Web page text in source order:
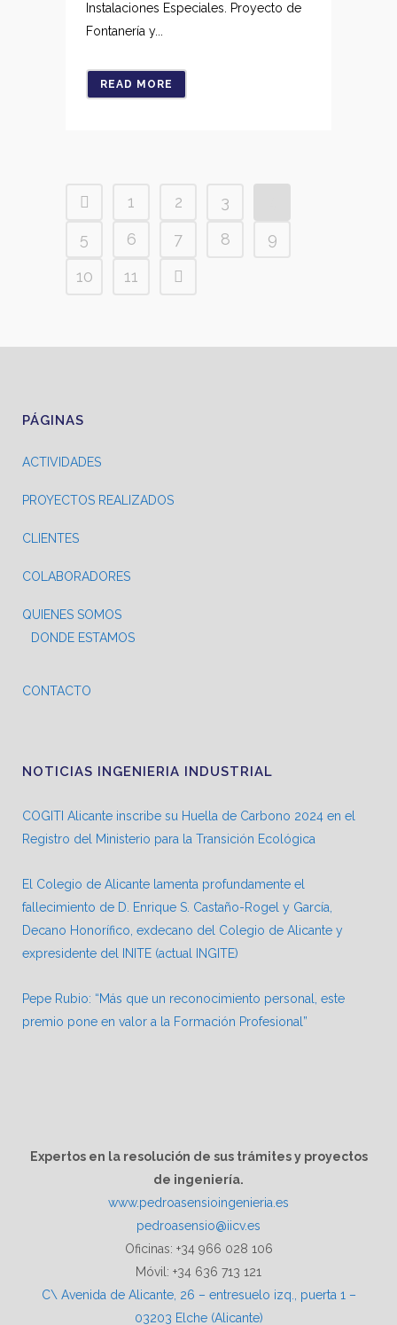
Instalaciones Especiales. Proyecto de
Fontanería y...
READ MORE
1 2 3
5
6 7 8
9
10
11
PÁGINAS
ACTIVIDADES
PROYECTOS REALIZADOS
CLIENTES
COLABORADORES
QUIENES SOMOS
DONDE ESTAMOS
CONTACTO
NOTICIAS INGENIERIA INDUSTRIAL
COGITI Alicante inscribe su Huella de Carbono 2024 en el
Registro del Ministerio para la Transición Ecológica
El Colegio de Alicante lamenta profundamente el
fallecimiento de D. Enrique S. Castaño-Rogel y García,
Decano Honorífico, exdecano del Colegio de Alicante y
expresidente del INITE (actual INGITE)
Pepe Rubio: “Más que un reconocimiento personal, este
premio pone en valor a la Formación Profesional”
Expertos en la resolución de sus trámites y proyectos
de ingeniería.
www.pedroasensioingenieria.es
pedroasensio@iicv.es
Oficinas: +34 966 028 106
Móvil: +34 636 713 121
C\ Avenida de Alicante, 26 – entresuelo izq., puerta 1 –
03203 Elche (Alicante)